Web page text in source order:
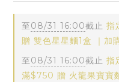
至08/31 16:00截止 指
贈 雙色星星麵1盒 ｜加
至08/31 16:00截止 指
滿$750 贈 火龍果寶寶